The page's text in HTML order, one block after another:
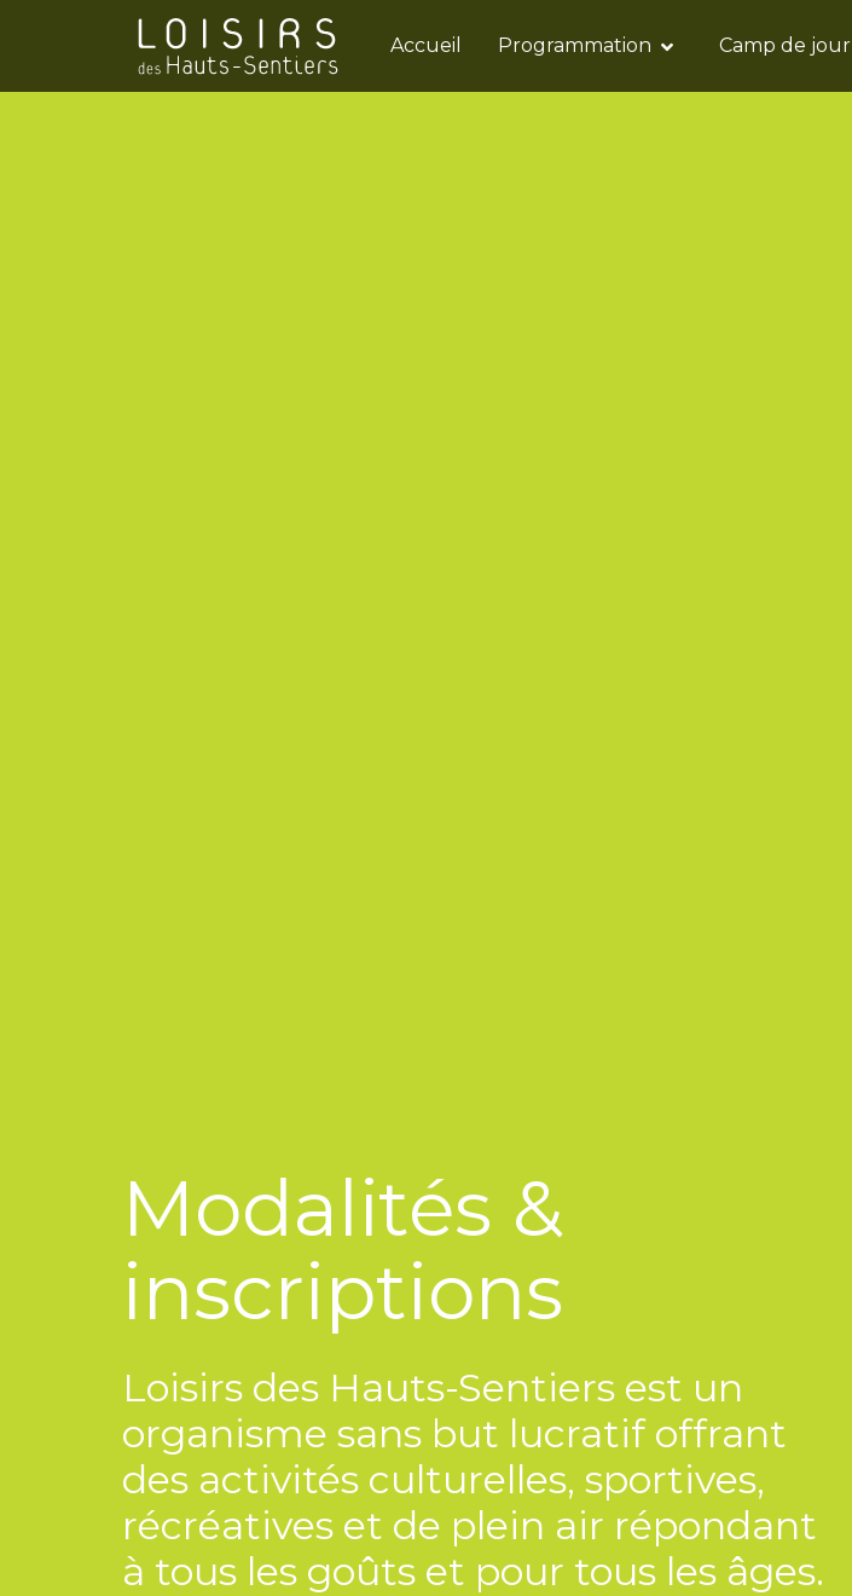
Accueil Programmation Camp de jour
Modalités &
inscriptions
Loisirs des Hauts-Sentiers est un
organisme sans but lucratif offrant
des activités culturelles, sportives,
récréatives et de plein air répondant
à tous les goûts et pour tous les âges.